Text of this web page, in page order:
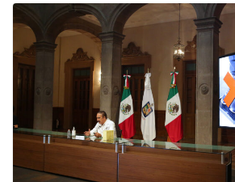
b
o
o
k